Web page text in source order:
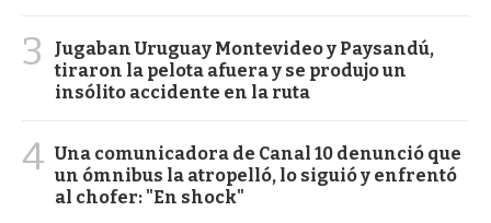
3
Jugaban Uruguay Montevideo y Paysandú,
tiraron la pelota afuera y se produjo un
insólito accidente en la ruta
4 Una comunicadora de Canal 10 denunció que
un ómnibus la atropelló, lo siguió y enfrentó
al chofer: "En shock"